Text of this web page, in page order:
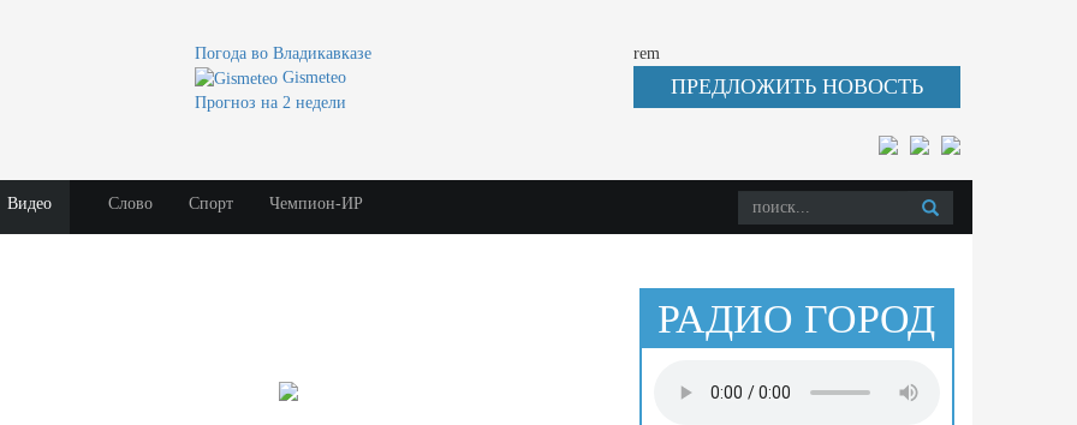
Погода во Владикавказе
Gismeteo
Прогноз на 2 недели
rem
ПРЕДЛОЖИТЬ НОВОСТЬ
Видео Слово Спорт Чемпион-ИР
РАДИО ГОРОД